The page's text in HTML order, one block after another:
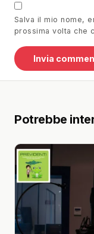
Salva il mio nome,
prossima volta che
Potrebbe